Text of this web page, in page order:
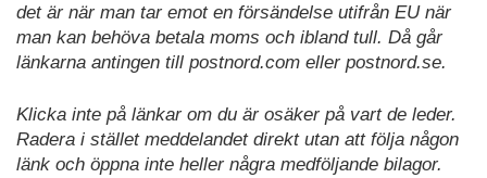
det är när man tar emot en försändelse utifrån EU när
man kan behöva betala moms och ibland tull. Då går
länkarna antingen till postnord.com eller postnord.se.
Klicka inte på länkar om du är osäker på vart de leder.
Radera i stället meddelandet direkt utan att följa någon
länk och öppna inte heller några medföljande bilagor.